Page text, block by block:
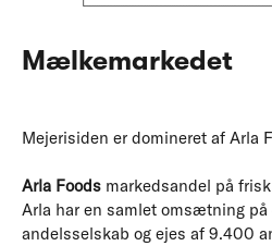
Mælkemarkedet
Mejerisiden er domineret af Arla
Arla Foods markedsandel på
Arla har en samlet omsætning på
andelsselskab og ejes af 9.400